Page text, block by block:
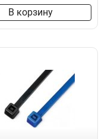
В корзину